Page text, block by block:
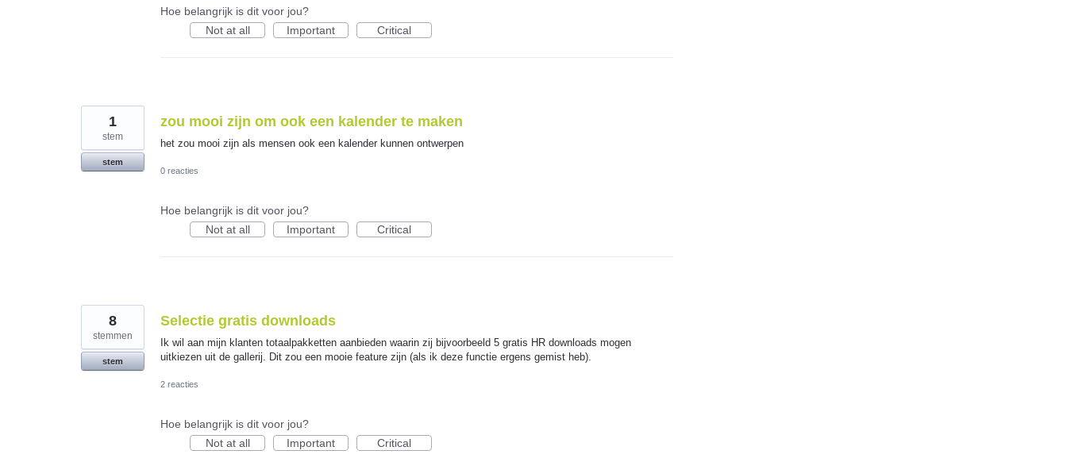
Hoe belangrijk is dit voor jou?
Not at all
Important Critical
zou mooi zijn om ook een kalender te maken
het zou mooi zijn als mensen ook een kalender kunnen ontwerpen
1
stem
stem
0 reacties
Hoe belangrijk is dit voor jou?
Not at all
Important Critical
Selectie gratis downloads
Ik wil aan mijn klanten totaalpakketten aanbieden waarin zij bijvoorbeeld 5 gratis HR downloads mogen
uitkiezen uit de gallerij. Dit zou een mooie feature zijn (als ik deze functie ergens gemist heb).
8
stemmen
stem
2 reacties
Hoe belangrijk is dit voor jou?
Not at all
Important Critical